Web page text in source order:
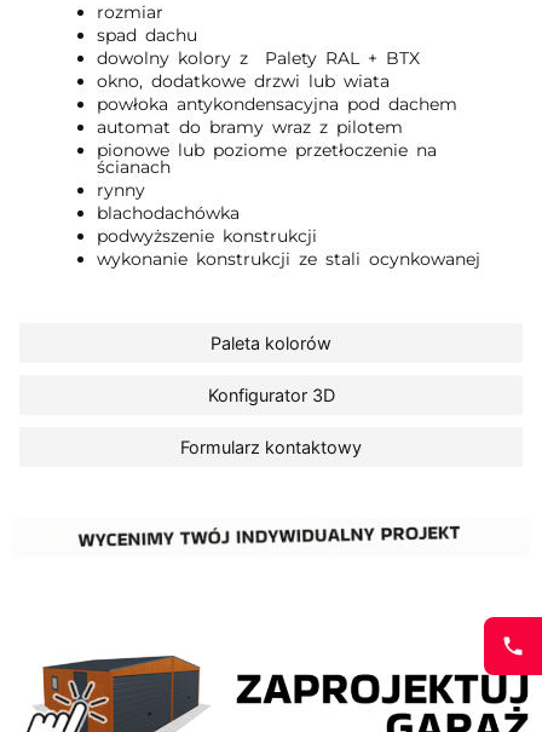
Paleta kolorów
Konfigurator 3D
Formularz kontaktowy
rozmiar
spad dachu
dowolny kolory z Palety RAL + BTX
okno, dodatkowe drzwi lub wiata
powłoka antykondensacyjna pod dachem
automat do bramy wraz z pilotem
pionowe lub poziome przetłoczenie na
ścianach
rynny
blachodachówka
podwyższenie konstrukcji
wykonanie konstrukcji ze stali ocynkowanej